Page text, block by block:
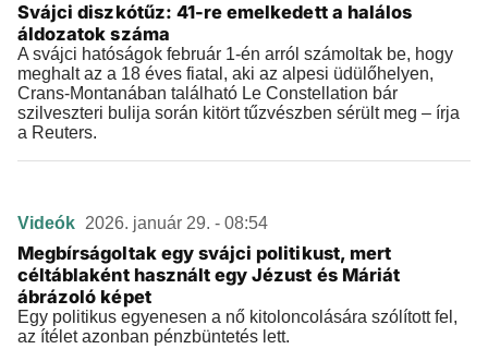
Svájci diszkótűz: 41-re emelkedett a halálos
áldozatok száma
A svájci hatóságok február 1-én arról számoltak be, hogy
meghalt az a 18 éves fiatal, aki az alpesi üdülőhelyen,
Crans-Montanában található Le Constellation bár
szilveszteri bulija során kitört tűzvészben sérült meg – írja
a Reuters.
Videók 2026. január 29. - 08:54
Megbírságoltak egy svájci politikust, mert
céltáblaként használt egy Jézust és Máriát
ábrázoló képet
Egy politikus egyenesen a nő kitoloncolására szólított fel,
az ítélet azonban pénzbüntetés lett.